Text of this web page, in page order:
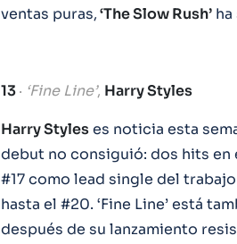
ventas puras,‘The Slow Rush’
13· ‘Fine Line’, Harry Styles
Harry Styleses noticia esta
debut no consiguió: dos hits en
#17 como lead single del
hasta el #20. ‘Fine Line’ está
después de su lanzamiento